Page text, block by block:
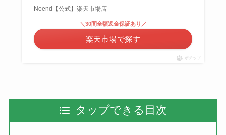
Noend【公式】楽天市場店
＼30間全額返金保証あり／
楽天市場で探す
ポチップ
タップできる目次